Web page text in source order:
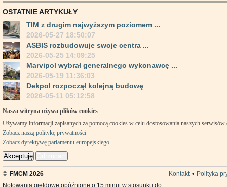
OSTATNIE ARTYKUŁY
TIM z drugim najwyższym poziomem ...
2026-05-27 18:50:07
ASBIS rozbudowuje swoje centra ...
2026-05-25 14:09:25
Marvipol wybrał generalnego wykonawcę ...
2026-05-19 11:36:03
Dekpol rozpoczął kolejną budowę
2026-05-11 05:12:58
Nasza witryna używa plików cookies
Używamy informacji zapisanych za pomocą cookies w celu dostosowania naszych
Zobacz naszą politykę prywatności
Zobacz dyrektywę parlamentu europejskiego
Akceptuję
© FMCM 2026 Kontakt • Polityka
Notowania giełdowe opóźnione o 15 minut w stosunku do